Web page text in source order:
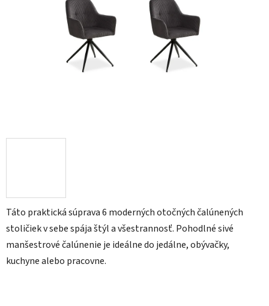
Táto praktická súprava 6 moderných otočných čalúnených
stoličiek v sebe spája štýl a všestrannosť. Pohodlné sivé
manšestrové čalúnenie je ideálne do jedálne, obývačky,
kuchyne alebo pracovne.